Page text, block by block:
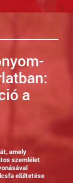
a
amely
szemlélet
elültetése